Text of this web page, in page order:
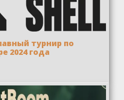
турнир по
2024 года